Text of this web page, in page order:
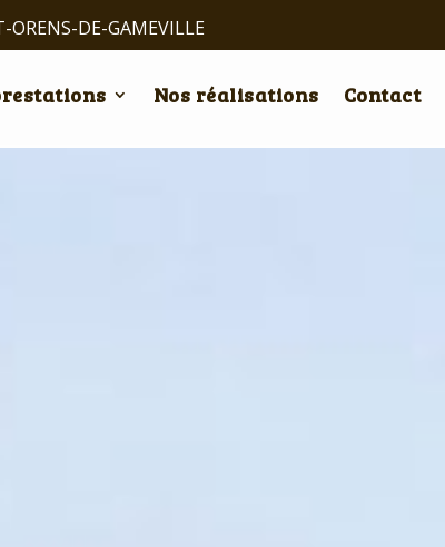
ORENS-DE-GAMEVILLE
Nos réalisations Contact